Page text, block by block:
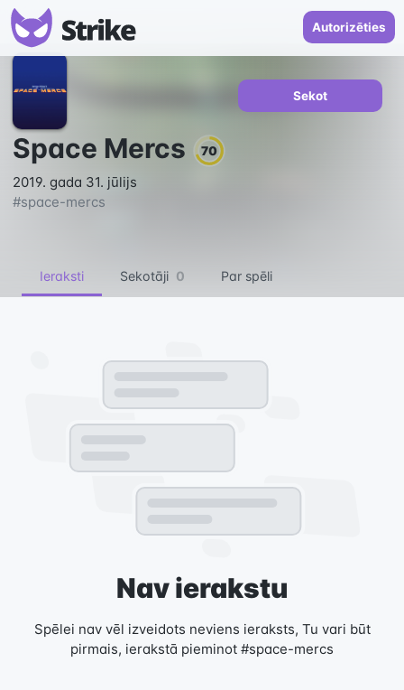
Autorizēties
Space Mercs 70
2019. gada 31. jūlijs
#space-mercs
Sekot
Ieraksti Sekotāji 0 Par spēli
Nav ierakstu
Spēlei nav vēl izveidots neviens ieraksts, Tu vari būt
pirmais, ierakstā pieminot #space-mercs